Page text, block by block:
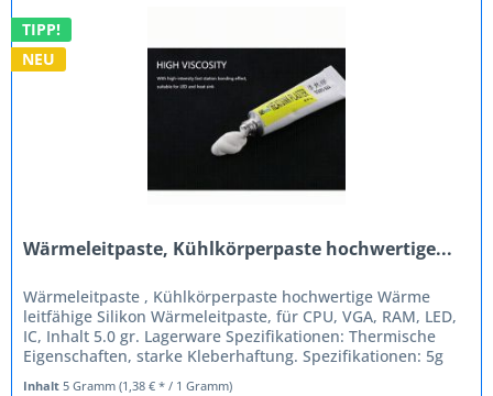
TIPP!
NEU
Wärmeleitpaste, Kühlkörperpaste hochwertige...
Wärmeleitpaste , Kühlkörperpaste hochwertige Wärme
leitfähige Silikon Wärmeleitpaste, für CPU, VGA, RAM, LED,
IC, Inhalt 5.0 gr. Lagerware Spezifikationen: Thermische
Eigenschaften, starke Kleberhaftung. Spezifikationen: 5g
Inhalt5 Gramm(1,38 € * / 1 Gramm)